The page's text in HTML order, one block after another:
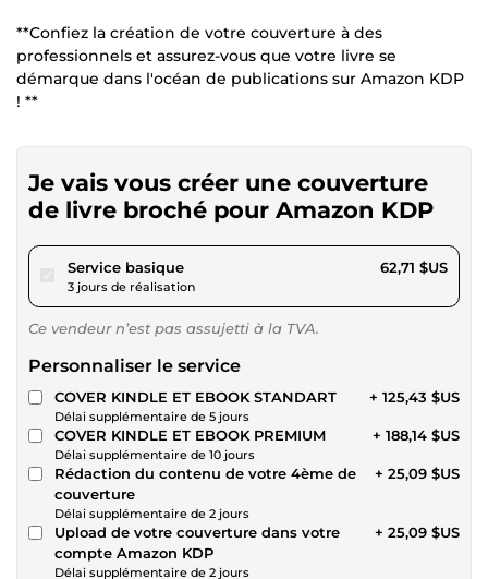
**Confiez la création de votre couverture à des
professionnels et assurez-vous que votre livre se
démarque dans l'océan de publications sur Amazon KDP
! **
Je vais vous créer une couverture
de livre broché pour Amazon KDP
Service basiquepour 57,80 $US
3 jours de réalisation
62,71 $US
Ce vendeur n’est pas assujetti à la TVA.
Personnaliser le service
COVER KINDLE ET EBOOK STANDART
Délai supplémentaire de 5 jours
+ 125,43 $US
COVER KINDLE ET EBOOK PREMIUM
Délai supplémentaire de 10 jours
+ 188,14 $US
Rédaction du contenu de votre 4ème de
couverture
Délai supplémentaire de 2 jours
+ 25,09 $US
Upload de votre couverture dans votre
compte Amazon KDP
Délai supplémentaire de 2 jours
+ 25,09 $US